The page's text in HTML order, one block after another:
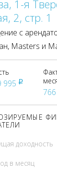
1-я
2, стр. 1
с
Masters и
995 pуб
доходность
в месяц